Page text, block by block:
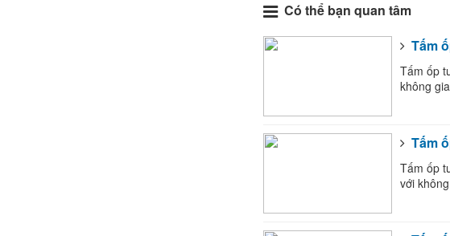
Có thể bạn quan tâm
Tấm
Tấm ốp
không
Tấm
Tấm ốp
với